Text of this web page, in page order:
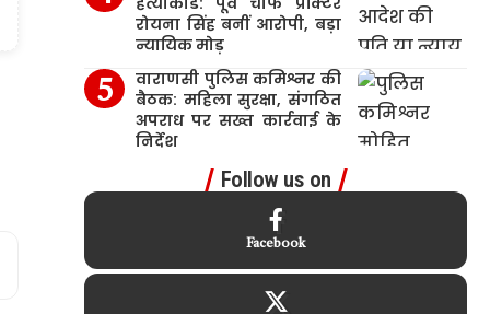
रोयना सिंह बनीं आरोपी, बड़ा
न्यायिक मोड़
वाराणसी पुलिस कमिश्नर की
बैठक: महिला सुरक्षा, संगठित
अपराध पर सख्त कार्रवाई के
निर्देश
Follow us on
Facebook